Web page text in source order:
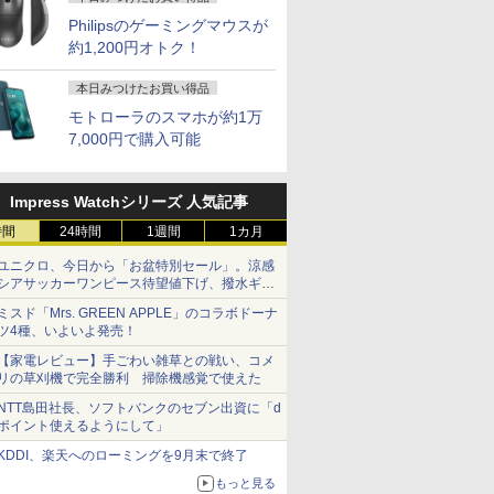
Philipsのゲーミングマウスが
約1,200円オトク！
本日みつけたお買い得品
モトローラのスマホが約1万
7,000円で購入可能
Impress Watchシリーズ 人気記事
24時間 1週間 1カ月
ニクロ、今日から「お盆特別セール」。涼感
アサッカーワンピース待望値下げ、撥水ギア
ョーツは1990円に
スド「Mrs. GREEN APPLE」のコラボドーナ
4種、いよいよ発売！
家電レビュー】手ごわい雑草との戦い、コメ
の草刈機で完全勝利 掃除機感覚で使えた
島田社長、ソフトバンクのセブン出資に「d
イント使えるようにして」
、楽天へのローミングを9月末で終了
もっと見る